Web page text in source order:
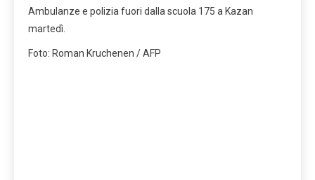
Ambulanze e polizia fuori dalla scuola 175 a Kazan
martedì.
Foto: Roman Kruchenen / AFP